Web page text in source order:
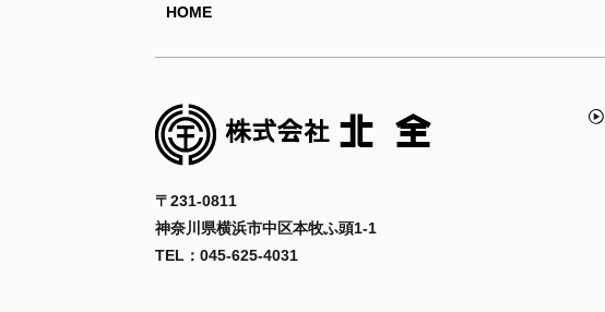
HOME
〒231-0811
神奈川県横浜市中区本牧ふ頭1-1
TEL：045-625-4031